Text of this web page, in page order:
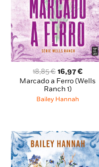
18,85€ O
preço
original
era:
16,97€O
preço
Marcado a Ferro (Wells
Ranch 1)
Bailey Hannah